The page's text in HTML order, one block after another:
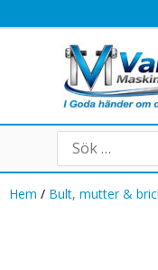
till
Search
for:
Hem / Bult, mutter &